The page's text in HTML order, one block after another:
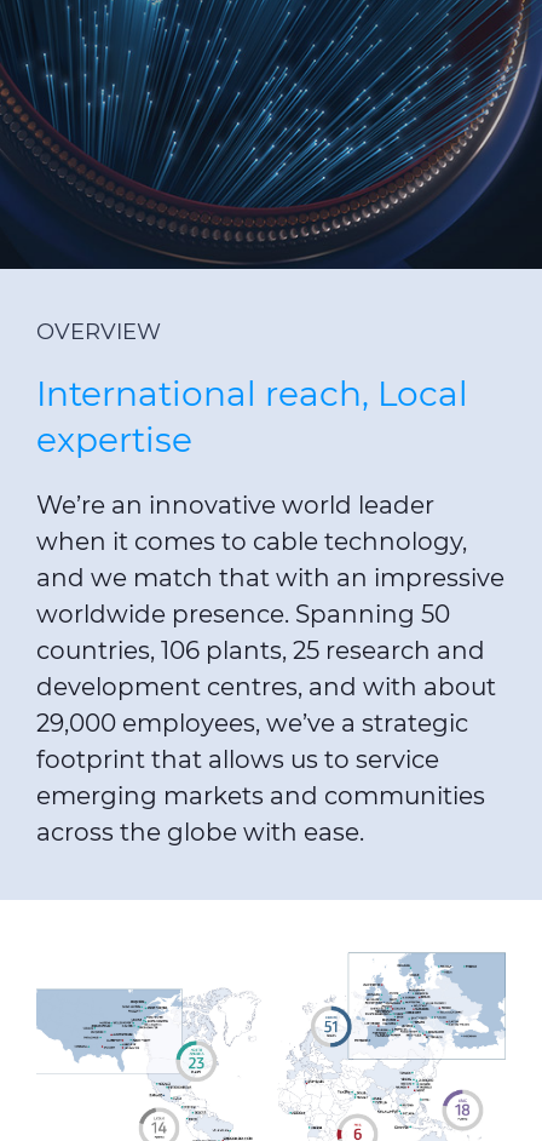
Sustentabilidad
Medios de comunicación
Ética e Integridad
Contáctenos
OVERVIEW
International reach, Local
expertise
We’re an innovative world leader
when it comes to cable technology,
and we match that with an impressive
worldwide presence. Spanning 50
countries, 106 plants, 25 research and
development centres, and with about
29,000 employees, we’ve a strategic
footprint that allows us to service
emerging markets and communities
across the globe with ease.